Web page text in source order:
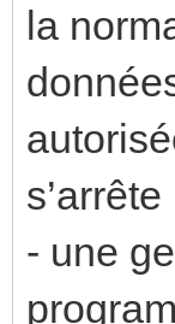
la
- une